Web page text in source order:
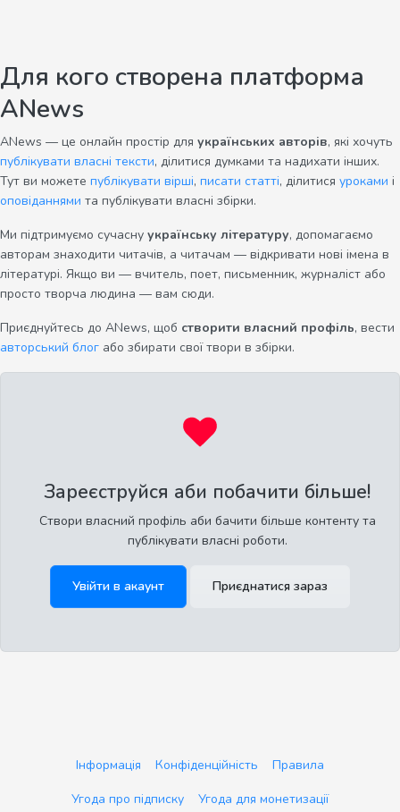
Для кого створена платформа
ANews
ANews — це онлайн простір для українських авторів, які хочуть
публікувати власні тексти, ділитися думками та надихати інших.
Тут ви можете публікувати вірші, писати статті, ділитися уроками і
оповіданнями та публікувати власні збірки.
Ми підтримуємо сучасну українську літературу, допомагаємо
авторам знаходити читачів, а читачам — відкривати нові імена в
літературі. Якщо ви — вчитель, поет, письменник, журналіст або
просто творча людина — вам сюди.
Приєднуйтесь до ANews, щоб створити власний профіль, вести
авторський блог або збирати свої твори в збірки.
Зареєструйся аби побачити більше!
Створи власний профіль аби бачити більше контенту та
публікувати власні роботи.
Увійти в акаунт Приєднатися зараз
Інформація Конфіденційність
Правила
Угода про підписку
Угода для монетизації